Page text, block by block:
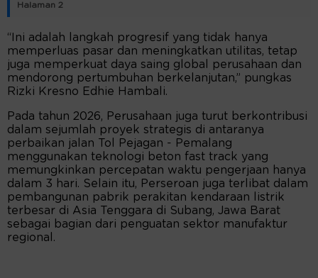
Halaman 2
“Ini adalah langkah progresif yang tidak hanya
memperluas pasar dan meningkatkan utilitas, tetap
juga memperkuat daya saing global perusahaan dan
mendorong pertumbuhan berkelanjutan,” pungkas
Rizki Kresno Edhie Hambali.
Pada tahun 2026, Perusahaan juga turut berkontribusi
dalam sejumlah proyek strategis di antaranya
perbaikan jalan Tol Pejagan - Pemalang
menggunakan teknologi beton fast track yang
memungkinkan percepatan waktu pengerjaan hanya
dalam 3 hari. Selain itu, Perseroan juga terlibat dalam
pembangunan pabrik perakitan kendaraan listrik
terbesar di Asia Tenggara di Subang, Jawa Barat
sebagai bagian dari penguatan sektor manufaktur
regional.